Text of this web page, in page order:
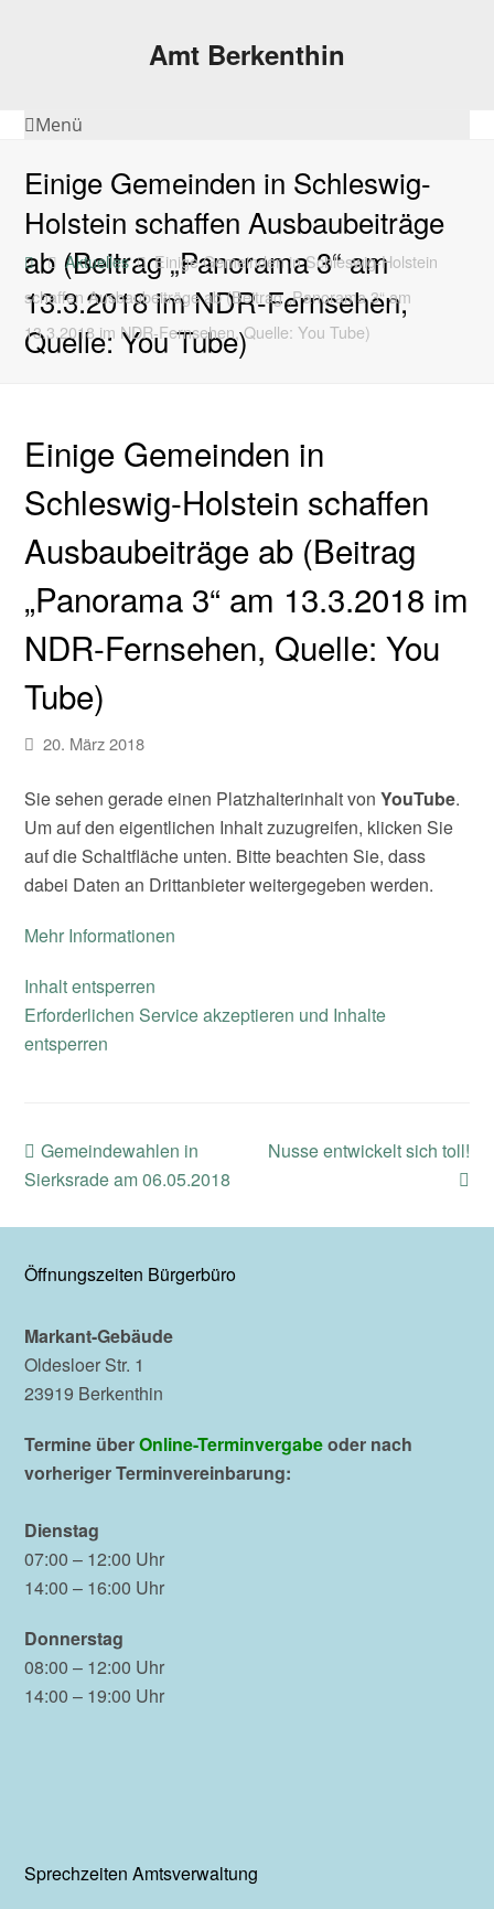
Amt Berkenthin
Menü
Einige Gemeinden in Schleswig-
Holstein schaffen Ausbaubeiträge
ab (Beitrag „Panorama 3“ am
13.3.2018 im NDR-Fernsehen,
Quelle: You Tube)
Aktuelles
Einige Gemeinden in Schleswig-Holstein
schaffen Ausbaubeiträge ab (Beitrag „Panorama 3“ am
13.3.2018 im NDR-Fernsehen, Quelle: You Tube)
Einige Gemeinden in
Schleswig-Holstein schaffen
Ausbaubeiträge ab (Beitrag
„Panorama 3“ am 13.3.2018 im
NDR-Fernsehen, Quelle: You
Tube)
20. März 2018
Sie sehen gerade einen Platzhalterinhalt vonYouTube.
Um auf den eigentlichen Inhalt zuzugreifen, klicken Sie
auf die Schaltfläche unten. Bitte beachten Sie, dass
dabei Daten an Drittanbieter weitergegeben werden.
Mehr Informationen
Inhalt entsperren
Erforderlichen Service akzeptieren und Inhalte
entsperren
previous
post:
Gemeindewahlen in
Sierksrade am 06.05.2018
next
Nusse entwickelt sich toll!
Öffnungszeiten Bürgerbüro
Markant-Gebäude
Oldesloer Str. 1
23919 Berkenthin
Termine überOnline-Terminvergabeoder nach
vorheriger Terminvereinbarung:
Dienstag
07:00 – 12:00 Uhr
14:00 – 16:00 Uhr
Donnerstag
08:00 – 12:00 Uhr
14:00 – 19:00 Uhr
Sprechzeiten Amtsverwaltung